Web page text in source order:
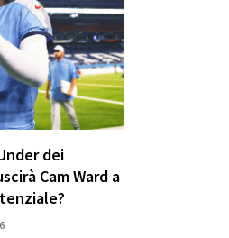
dei
Cam Ward a